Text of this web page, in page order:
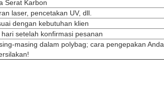
Serat Karbon
laser, pencetakan UV, dll.
dengan kebutuhan klien
setelah konfirmasi pesanan
masing dalam polybag; cara pengepakan Anda